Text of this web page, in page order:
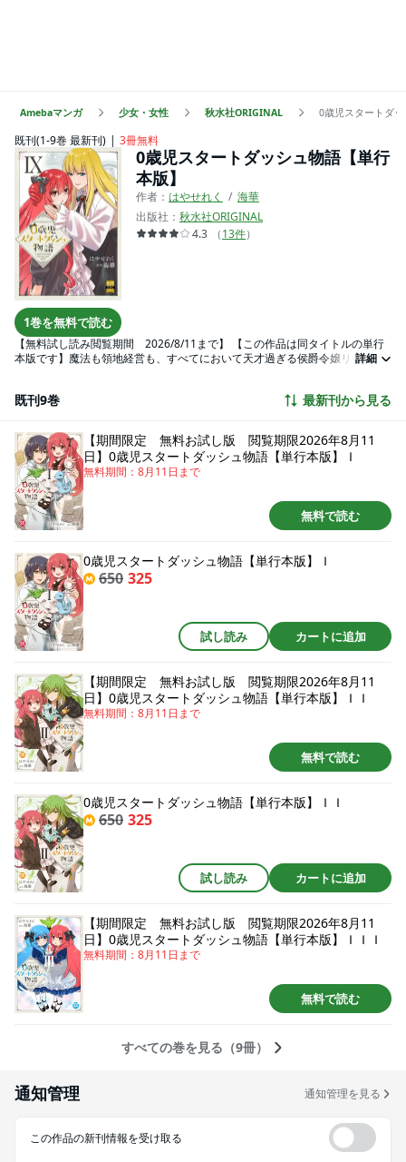
Amebaマンガ 少女・女性 秋水社ORIGINAL 0歳児スタートダ
既刊(1-9巻 最新刊) 3冊無料
1巻を無料で読む
0歳児スタートダッシュ物語【単行
本版】
作者： はやせれく
海華
出版社： 秋水社ORIGINAL
4.3
（13件）
【無料試し読み閲覧期間 2026/8/11まで】 【この作品は同タイトルの単行
本版です】魔法も領地経営も、すべてにおいて天才過ぎる侯爵令嬢リリアの
きない０歳児なのに、精力的にレベリングを行いはじめる。その結果、５歳
敏腕をふるったりして大活躍！この世界がRPGでも牧場ゲームでもチートで
無双する！の勢いのリリアは当然王家の目にも留まり、誕生日に王宮に招か
れることに。まさかこの世界は乙女ゲームでこれは王子たちとの政略結婚フ
ラグだったの!?悪役令嬢だけは絶対にイヤ～～～!!!! 原作者書下ろしショート
ストーリー６P収録。
詳細
既刊9巻 最新刊から見る
【期間限定 無料お試し版 閲覧期限2026年8月11
日】0歳児スタートダッシュ物語【単行本版】Ｉ
無料期間： 8月11日 まで
無料で読む
0歳児スタートダッシュ物語【単行本版】Ｉ
650 325
試し読み カートに追加
【期間限定 無料お試し版 閲覧期限2026年8月11
日】0歳児スタートダッシュ物語【単行本版】ＩＩ
無料期間： 8月11日 まで
無料で読む
0歳児スタートダッシュ物語【単行本版】ＩＩ
650 325
試し読み カートに追加
【期間限定 無料お試し版 閲覧期限2026年8月11
日】0歳児スタートダッシュ物語【単行本版】ＩＩＩ
無料期間： 8月11日 まで
無料で読む
すべての巻を見る（9冊）
通知管理 通知管理を見る
この作品の新刊情報を受け取る